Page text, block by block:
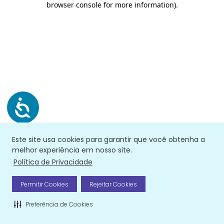
Este site usa cookies para garantir que você obtenha a
melhor experiência em nosso site.
Política de Privacidade
Permitir Cookies Rejeitar Cookies
Preferência de Cookies
browser console for more information).